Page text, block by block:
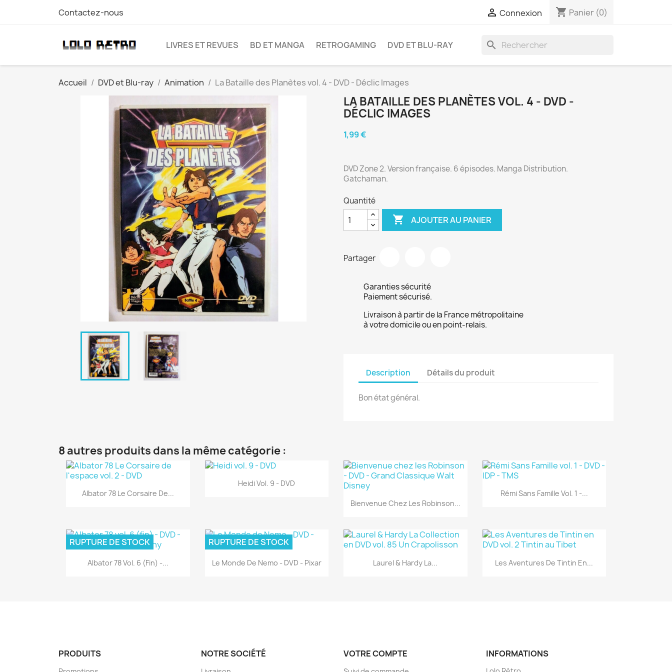
Contactez-nous  Connexion shopping_cart Panier (0)
LIVRES ET REVUES BD ET MANGA RETROGAMING DVD ET BLU-RAY search
Accueil DVD et Blu-ray Animation La Bataille des Planètes vol. 4 - DVD - Déclic Images
LA BATAILLE DES PLANÈTES VOL. 4 - DVD -
DÉCLIC IMAGES
1,99 €
DVD Zone 2. Version française. 6 épisodes. Manga Distribution.
Gatchaman.
Quantité
 AJOUTER AU PANIER
Partager
Garanties sécurité
Paiement sécurisé.
Livraison à partir de la France métropolitaine
à votre domicile ou en point-relais.
Description Détails du produit
Bon état général.
8 autres produits dans la même catégorie :
Aperçu rapide
Albator 78 Le Corsaire De...
Aperçu rapide
Heidi Vol. 9 - DVD
Aperçu rapide
Bienvenue Chez Les Robinson...
Aperçu rapide
Rémi Sans Famille Vol. 1 -...
Aperçu rapide
Albator 78 Vol. 6 (fin) -...
RUPTURE DE STOCK
Aperçu rapide
Le Monde De Nemo - DVD - Pixar
RUPTURE DE STOCK
Aperçu rapide
Laurel & Hardy La... Aperçu rapide
Les Aventures De Tintin En...
PRODUITS NOTRE SOCIÉTÉ VOTRE COMPTE INFORMATIONS